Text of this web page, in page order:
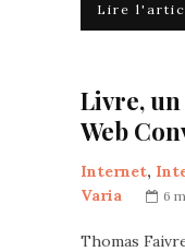
Lire
Livre,
Web
Internet,
Varia
6
Thomas